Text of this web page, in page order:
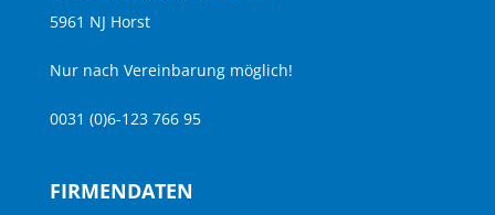
5961 NJ Horst
Nur nach Vereinbarung möglich!
0031 (0)6-123 766 95
FIRMENDATEN